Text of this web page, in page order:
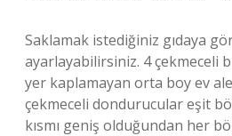
Saklamak istediğiniz gıdaya
ayarlayabilirsiniz. 4 çekmeceli
yer kaplamayan orta boy ev
çekmeceli dondurucular eşit
kısmı geniş olduğundan her